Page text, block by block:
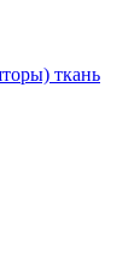
ткань